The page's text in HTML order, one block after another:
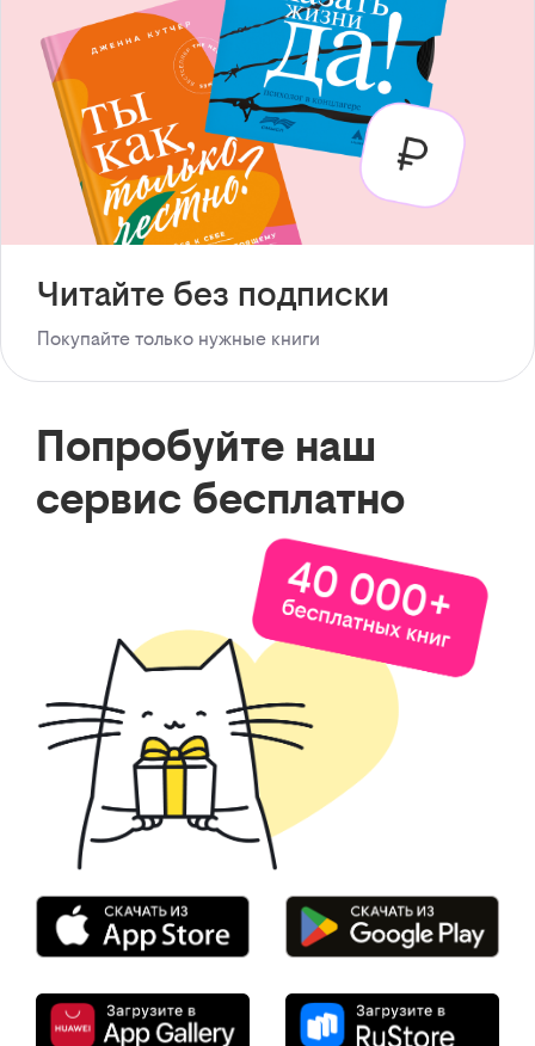
Читайте без подписки
Покупайте только нужные книги
Попробуйте наш
сервис бесплатно